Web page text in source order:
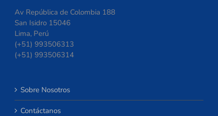
Av República de Colombia 188
San Isidro 15046
Lima, Perú
(+51) 993506313
(+51) 993506314
Sobre Nosotros
Contáctanos